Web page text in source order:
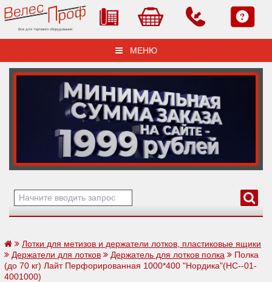
Все для торгового оборудования
МЕНЮ
Лотки для метизов и держатели лотков, пластиковые ящики
Держатели для лотков
Держатель для лотков полка
Полка
(до 70 кг) Лайт Перфорированная 1000*400 "Нордика"(НС--01-
4001000)